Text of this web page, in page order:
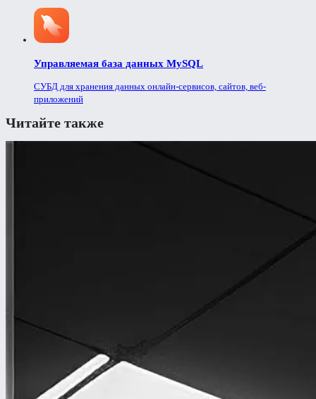
Управляемая база данных MySQL
СУБД для хранения данных онлайн-сервисов, сайтов, веб-
приложений
Читайте также